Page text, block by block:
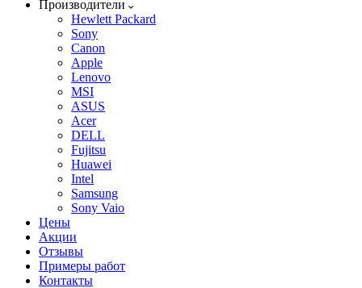
Производители
Hewlett Packard
Sony
Canon
Apple
Lenovo
MSI
ASUS
Acer
DELL
Fujitsu
Huawei
Intel
Samsung
Sony Vaio
Цены
Акции
Отзывы
Примеры работ
Контакты